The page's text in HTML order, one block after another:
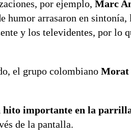
por ejemplo, Marc
humor arrasaron en sintonía,
y los televidentes, por lo
el grupo colombiano Morat
hito importante en la
de la pantalla.